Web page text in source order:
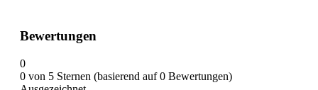
Bewertungen
0
0 von 5 Sternen (basierend auf 0 Bewertungen)